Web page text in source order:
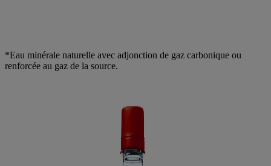
*Eau minérale naturelle avec adjonction de gaz carbonique ou
renforcée au gaz de la source.